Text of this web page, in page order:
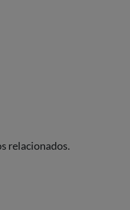
relacionados.